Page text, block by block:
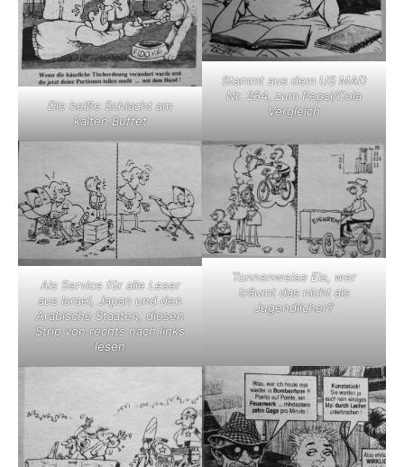
Die heiße Schlacht am
kalten Buffet
Stammt aus dem US MAD
Nr. 264, zum Pepsi/Cola
Vergleich
Als Service für alle Leser
aus Israel, Japan und den
Arabische Staaten, diesen
Strip von rechts nach links
lesen
Tonnenweise Eis, wer
träumt das nicht als
Jugendlicher?